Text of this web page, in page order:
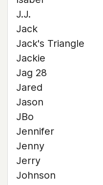
J.J.
Jack
Jack's Triangle
Jackie
Jag 28
Jared
Jason
JBo
Jennifer
Jenny
Jerry
Johnson